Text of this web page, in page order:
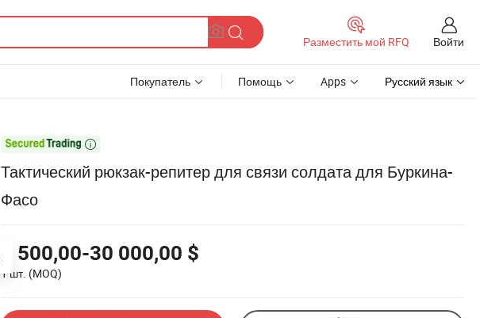
Разместить мой RFQ Войти
Покупатель Помощь Apps Русский язык

Тактический рюкзак-репитер для связи солдата для Буркина-
Фасо
2 500,00-30 000,00 $
1 шт. (MOQ)